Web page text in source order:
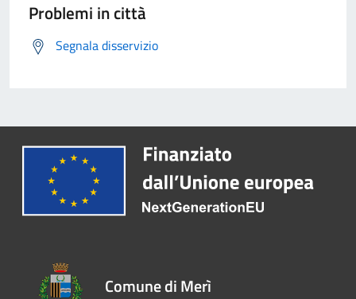
Problemi in città
Segnala disservizio
Comune di Merì